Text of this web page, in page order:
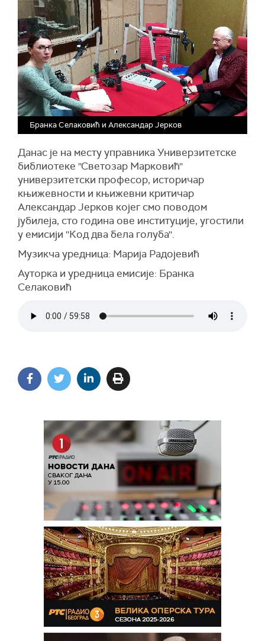
Бранка Селаковић и Александар Јерков
Данас је на месту управника Универзитетске
библиотеке ''Светозар Марковић''
универзитетски професор, историчар
књижевности и књижевни критичар
Александар Јерков којег смо поводом
јубилеја, сто година ове институције, угостили
у емисији ''Код два бела голуба''.
Музикча уредница: Марија Радојевић
Ауторка и уредница емисије: Бранка
Селаковић